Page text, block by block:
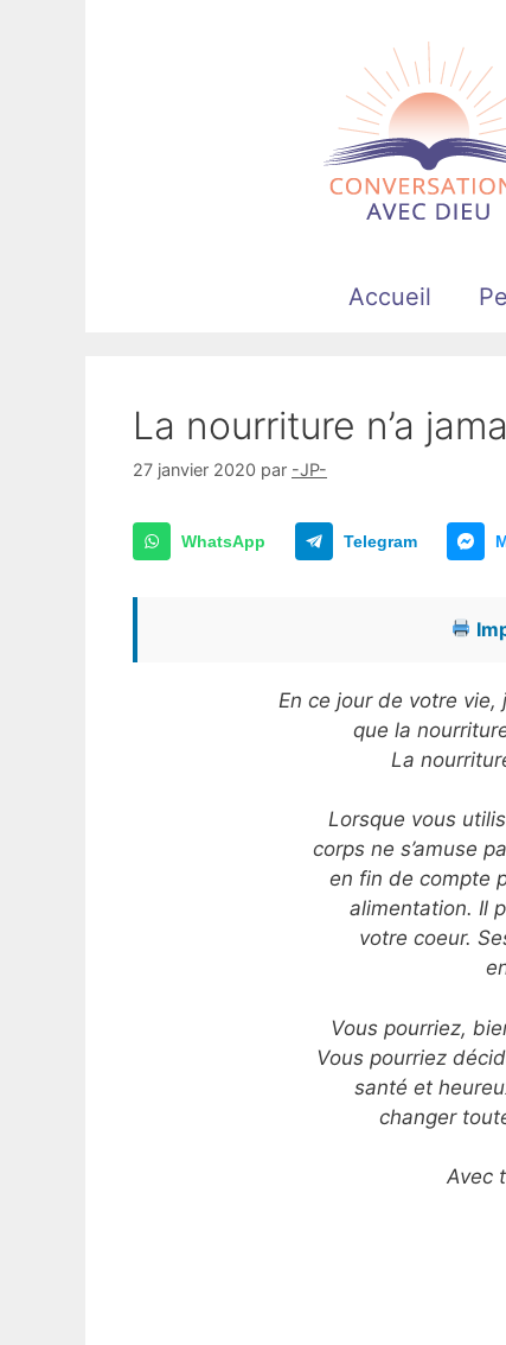
Accueil
La nourriture n’a
27 janvier 2020 par -JP-
WhatsApp Telegram
En ce jour de votre
que la
La
Lorsque vous
corps ne s’amuse
en fin de compte
alimentation. Il
votre coeur.
Vous pourriez,
Vous pourriez
santé et
changer
Avec